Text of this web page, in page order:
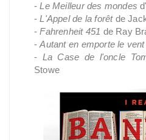
-Le Meilleur des mondes
-L'Appel de la forêtde
-Fahrenheit 451 de Ray
-Autant en emporte le vent
- La Case de l'oncle
Stowe